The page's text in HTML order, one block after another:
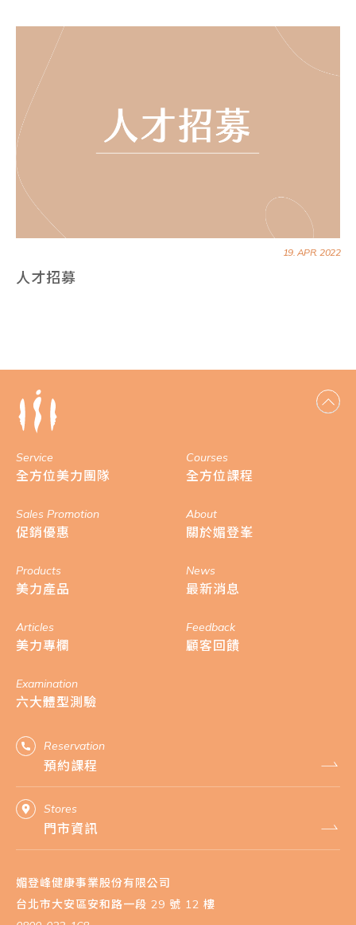
19. APR. 2022
人才招募
Service
全方位美力團隊
Courses
全方位課程
Sales Promotion
促銷優惠
About
關於媚登峯
Products
美力產品
News
最新消息
Articles
美力專欄
Feedback
顧客回饋
Examination
六大體型測驗
Reservation
預約課程
Stores
門市資訊
媚登峰健康事業股份有限公司
台北市大安區安和路一段 29 號 12 樓